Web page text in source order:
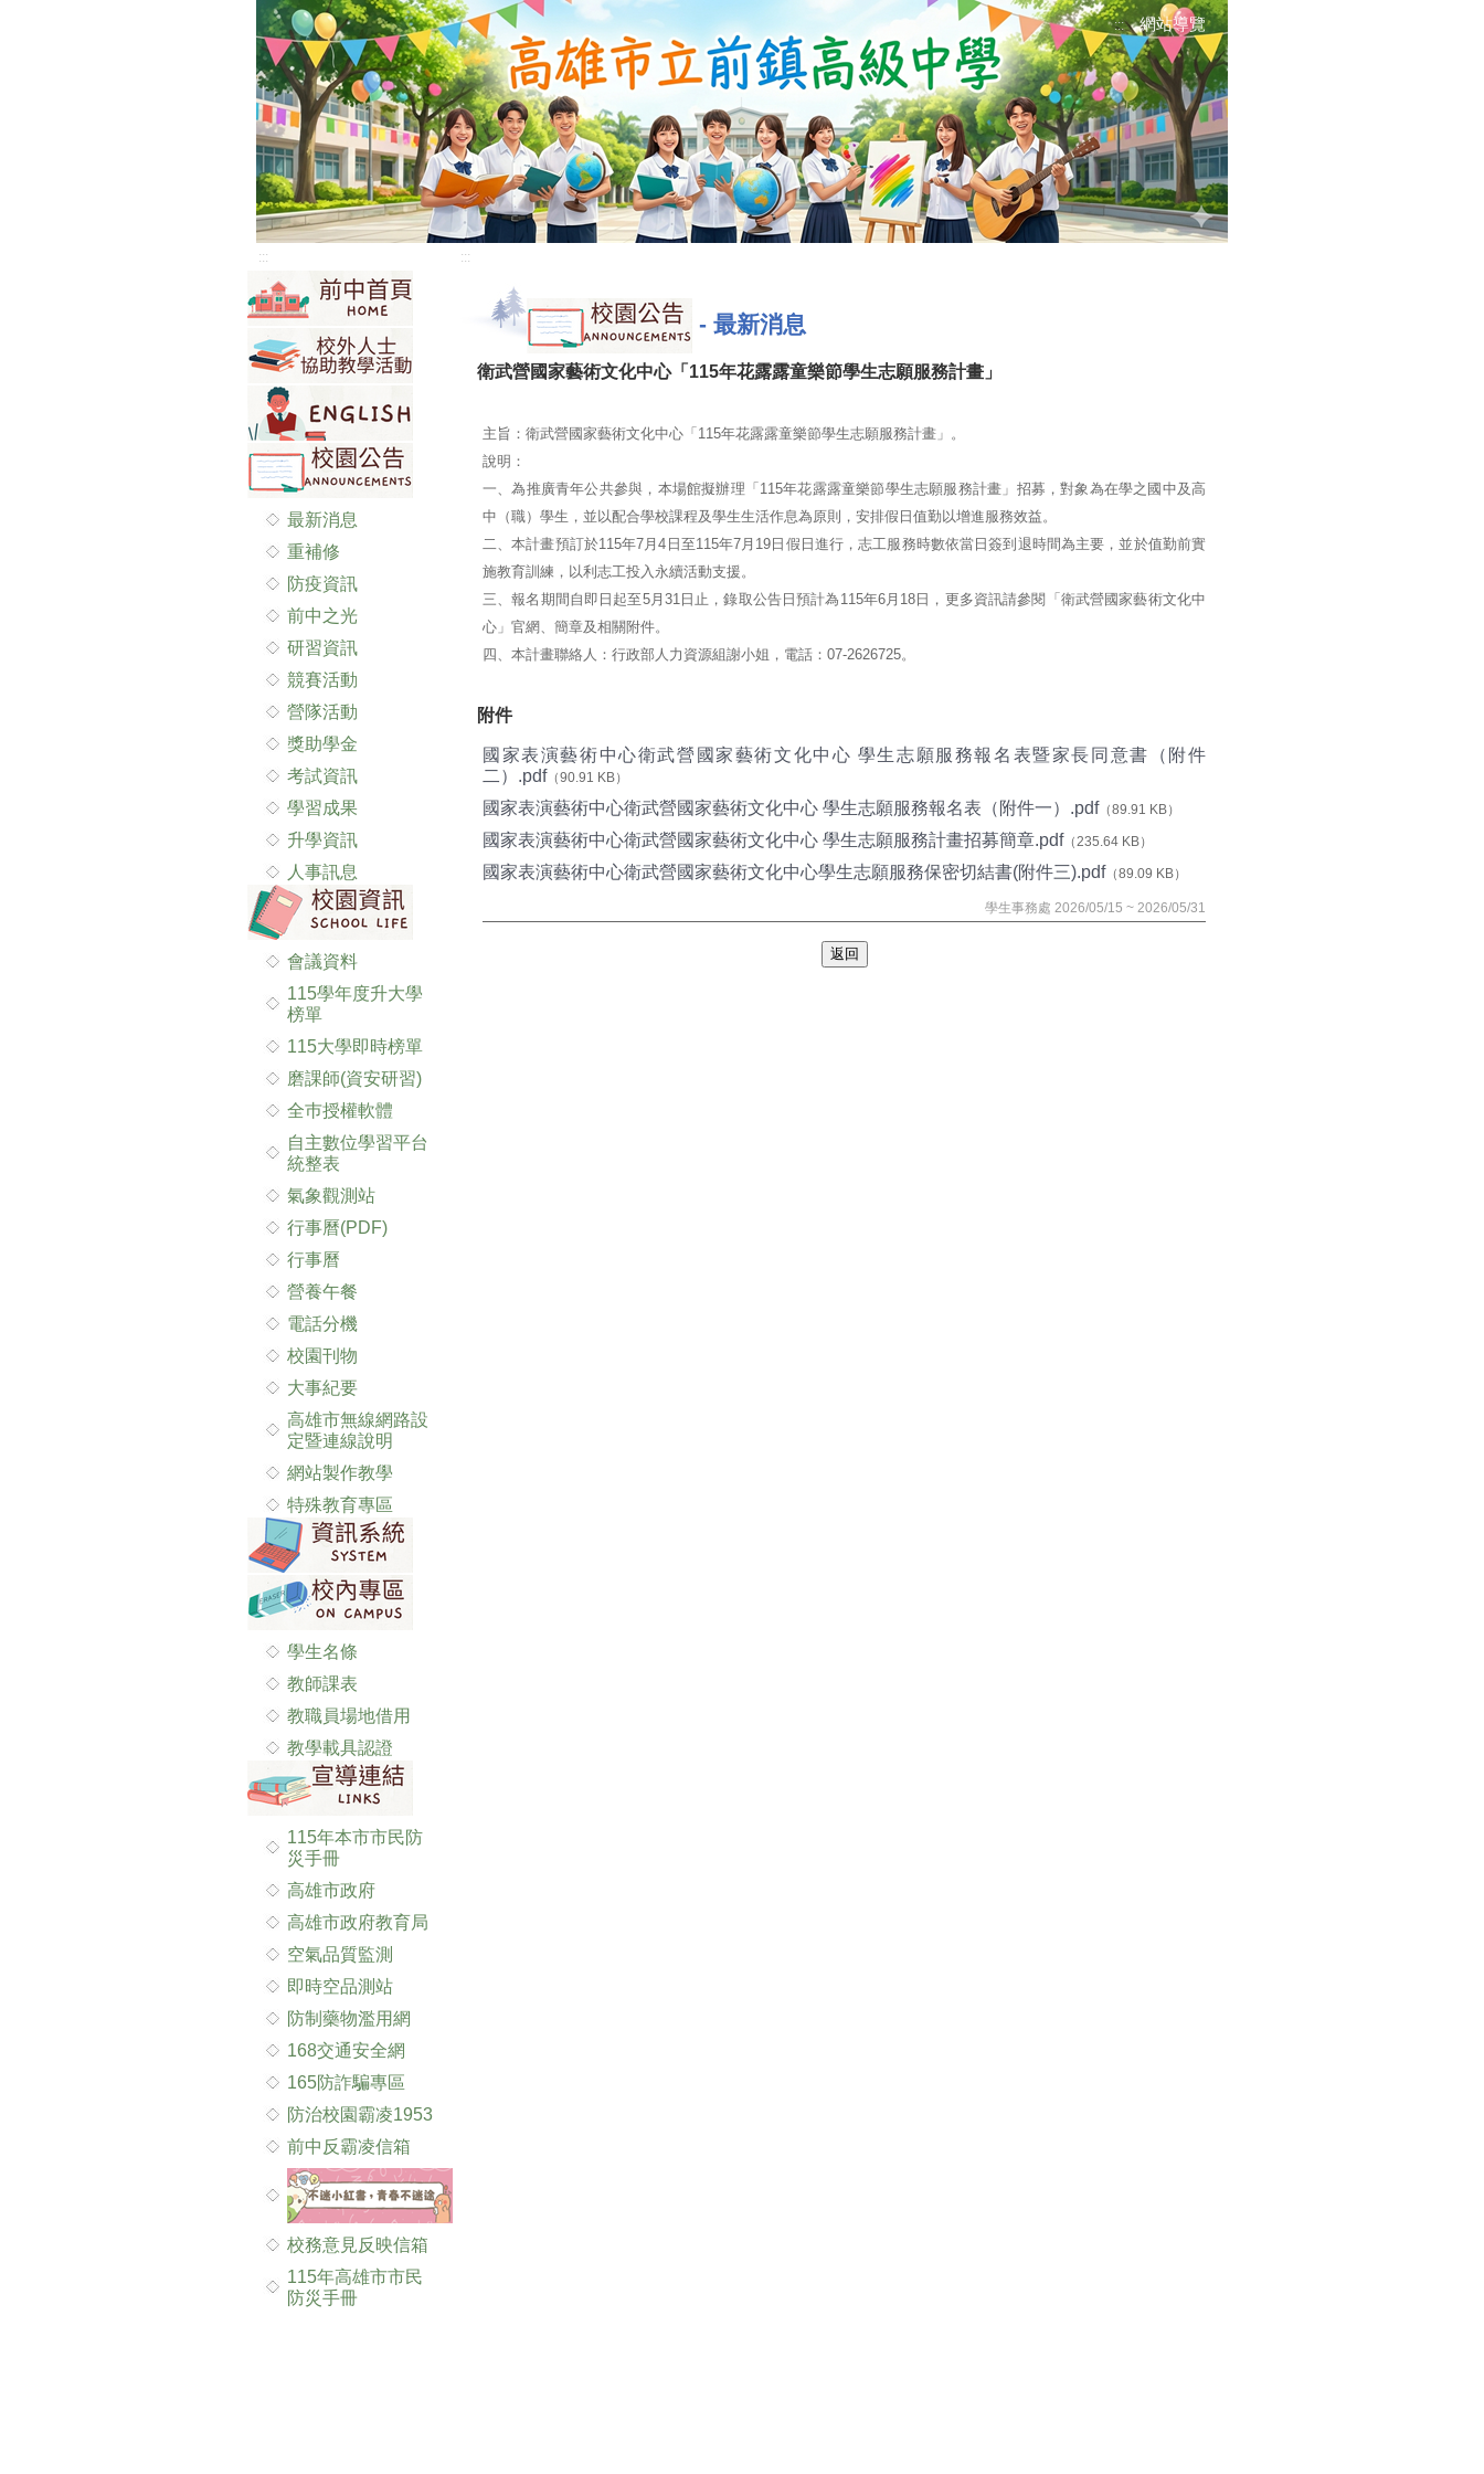
::: 網站導覽
:::
最新消息
重補修
防疫資訊
前中之光
研習資訊
競賽活動
營隊活動
獎助學金
考試資訊
學習成果
升學資訊
人事訊息
會議資料
115學年度升大學
榜單
115大學即時榜單
磨課師(資安研習)
全巿授權軟體
自主數位學習平台
統整表
氣象觀測站
行事曆(PDF)
行事曆
營養午餐
電話分機
校園刊物
大事紀要
高雄市無線網路設
定暨連線說明
網站製作教學
特殊教育專區
學生名條
教師課表
教職員場地借用
教學載具認證
115年本市市民防
災手冊
高雄市政府
高雄市政府教育局
空氣品質監測
即時空品測站
防制藥物濫用網
168交通安全網
165防詐騙專區
防治校園霸凌1953
前中反霸凌信箱
校務意見反映信箱
115年高雄市市民
防災手冊
:::
- 最新消息
衛武營國家藝術文化中心「115年花露露童樂節學生志願服務計畫」
主旨：衛武營國家藝術文化中心「115年花露露童樂節學生志願服務計畫」。
說明：
一、為推廣青年公共參與，本場館擬辦理「115年花露露童樂節學生志願服務計畫」招募，對象為在學之國中及高
中（職）學生，並以配合學校課程及學生生活作息為原則，安排假日值勤以增進服務效益。
二、本計畫預訂於115年7月4日至115年7月19日假日進行，志工服務時數依當日簽到退時間為主要，並於值勤前實
施教育訓練，以利志工投入永續活動支援。
三、報名期間自即日起至5月31日止，錄取公告日預計為115年6月18日，更多資訊請參閱「衛武營國家藝術文化中
心」官網、簡章及相關附件。
四、本計畫聯絡人：行政部人力資源組謝小姐，電話：07-2626725。
附件
國家表演藝術中心衛武營國家藝術文化中心 學生志願服務報名表暨家長同意書（附件
二）.pdf（90.91 KB）
國家表演藝術中心衛武營國家藝術文化中心 學生志願服務報名表（附件一）.pdf（89.91 KB）
國家表演藝術中心衛武營國家藝術文化中心 學生志願服務計畫招募簡章.pdf（235.64 KB）
國家表演藝術中心衛武營國家藝術文化中心學生志願服務保密切結書(附件三).pdf（89.09 KB）
學生事務處 2026/05/15 ~ 2026/05/31
返回